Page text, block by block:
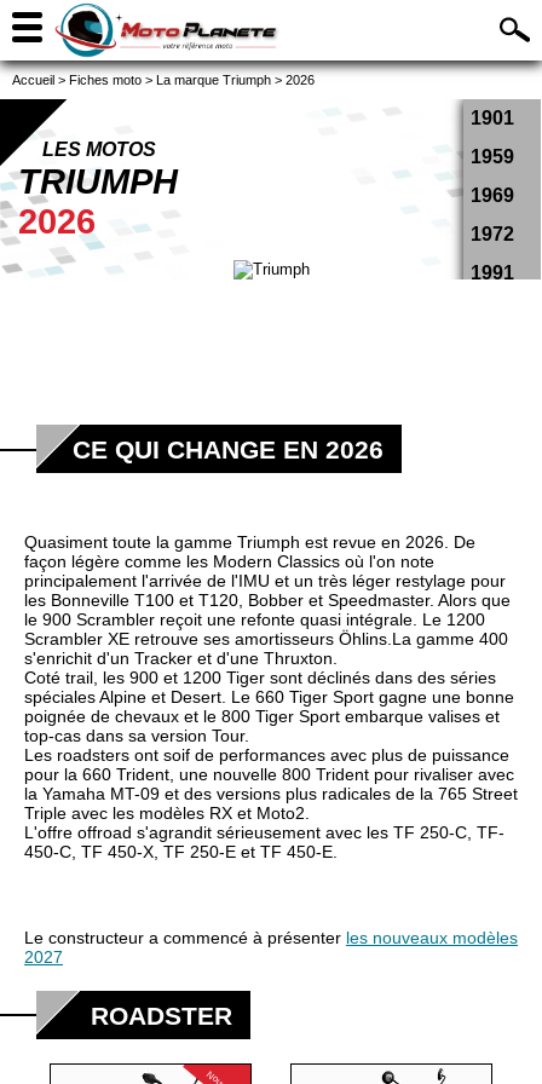
Accueil > Fiches moto > La marque Triumph > 2026
1901
1959
1969
1972
1991
1999
2000
2001
2003
2005
2009
LES MOTOS
TRIUMPH
2026
CE QUI CHANGE EN 2026
Quasiment toute la gamme Triumph est revue en 2026. De
façon légère comme les Modern Classics où l'on note
principalement l'arrivée de l'IMU et un très léger restylage pour
les Bonneville T100 et T120, Bobber et Speedmaster. Alors que
le 900 Scrambler reçoit une refonte quasi intégrale. Le 1200
Scrambler XE retrouve ses amortisseurs Öhlins.La gamme 400
s'enrichit d'un Tracker et d'une Thruxton.
Coté trail, les 900 et 1200 Tiger sont déclinés dans des séries
spéciales Alpine et Desert. Le 660 Tiger Sport gagne une bonne
poignée de chevaux et le 800 Tiger Sport embarque valises et
top-cas dans sa version Tour.
Les roadsters ont soif de performances avec plus de puissance
pour la 660 Trident, une nouvelle 800 Trident pour rivaliser avec
la Yamaha MT-09 et des versions plus radicales de la 765 Street
Triple avec les modèles RX et Moto2.
L'offre offroad s'agrandit sérieusement avec les TF 250-C, TF-
450-C, TF 450-X, TF 250-E et TF 450-E.
Le constructeur a commencé à présenter les nouveaux modèles
2027
ROADSTER